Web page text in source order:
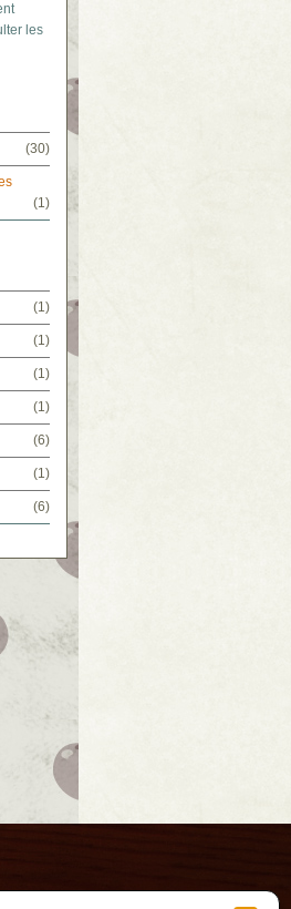
les
(30)
(1)
(1)
(1)
(1)
(1)
(6)
(1)
(6)